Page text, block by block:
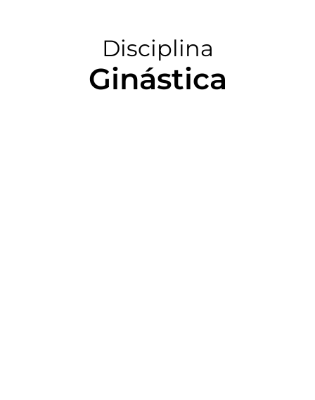
Disciplina
Ginástica